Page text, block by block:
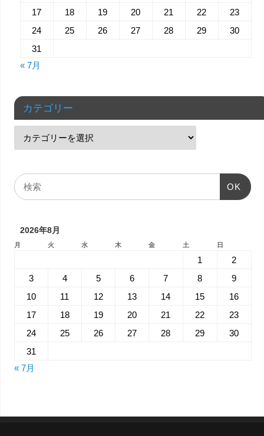
17
18 19 20 21 22
23
24
25 26 27 28 29
30
31
« 7月
カテゴリー
OK
2026年8月
月 火 水 木 金 土 日
1
2
3
4 5 6 7 8
9
10
11 12 13 14 15
16
17
18 19 20 21 22
23
24
25 26 27 28 29
30
31
« 7月